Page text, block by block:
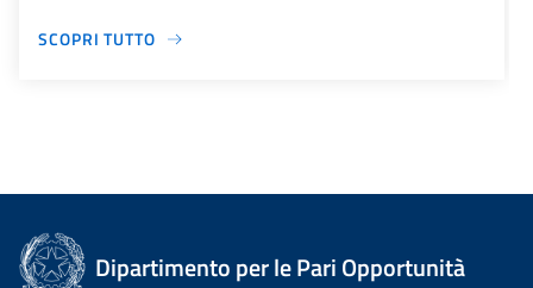
SCOPRI TUTTO
Dipartimento per le Pari Opportunità